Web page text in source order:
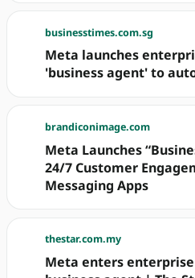
businesstimes.com.sg
Meta launches
'business agent' to
brandiconimage.com
Meta Launches
24/7 Customer
Messaging Apps
thestar.com.my
Meta enters